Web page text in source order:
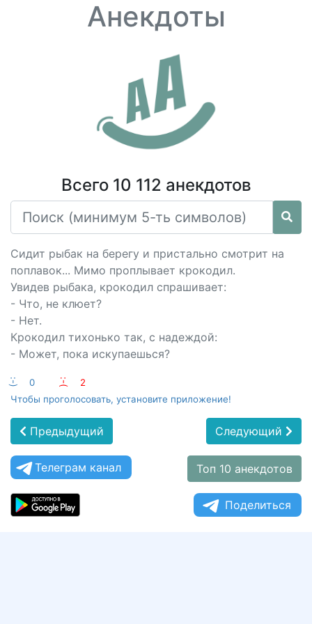
Анекдоты
Всего 10 112 анекдотов
Сидит рыбак на берегу и пристально смотрит на
поплавок... Мимо проплывает крокодил.
Увидев рыбака, крокодил спрашивает:
- Что, не клюет?
- Нет.
Крокодил тихонько так, с надеждой:
- Может, пока искупаешься?
:-) 0 :-(
2
Чтобы проголосовать, установите приложение!
Предыдущий Следующий
Телеграм канал Топ 10 анекдотов
Поделиться